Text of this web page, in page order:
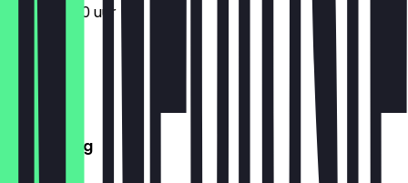
12:00 - 19:00 uur
Maandag
Woensdag
Donderdag
Vrijdag